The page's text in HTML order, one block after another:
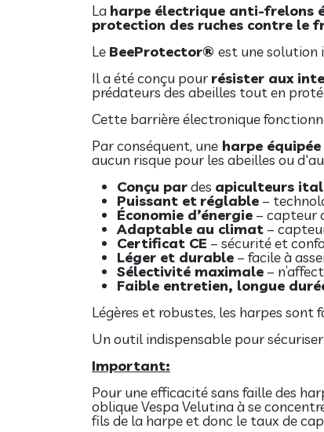
La harpe électrique anti-frelons
protection des ruches contre le
Le BeeProtector® est une solution
Il a été conçu pour résister aux
prédateurs des abeilles tout en
Cette barrière électronique
Par conséquent, une harpe
aucun risque pour les abeilles ou
Conçu pardes apiculteurs
Puissant et réglable –
Économie d’énergie – capteur
Adaptable au climat –
Certificat CE – sécurité et
Léger et durable – facile à
Sélectivité maximale –
Faible entretien, longue
Légères et robustes, les harpes
Un outil indispensable pour
Important:
Pour une efficacité sans faille des
oblique Vespa Velutina à se
fils de la harpe et donc le taux de